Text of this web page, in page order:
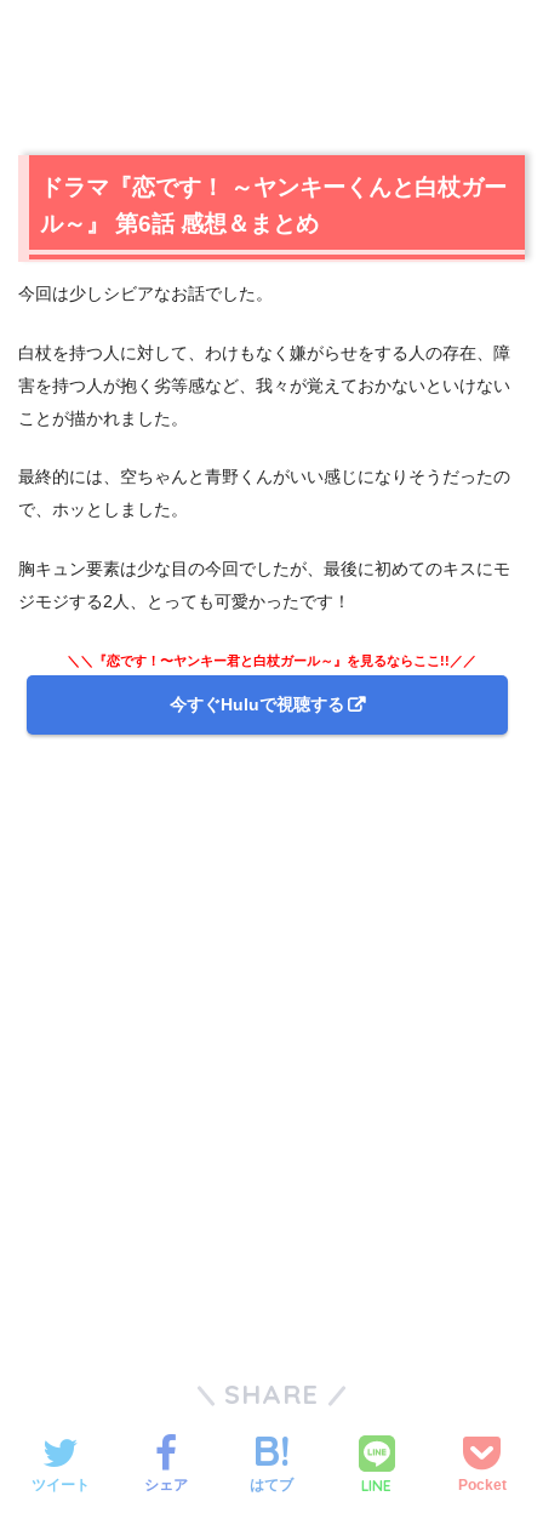
ドラマ『恋です！ ～ヤンキーくんと白杖ガー
ル～』 第6話 感想＆まとめ
今回は少しシビアなお話でした。
白杖を持つ人に対して、わけもなく嫌がらせをする人の存在、障
害を持つ人が抱く劣等感など、我々が覚えておかないといけない
ことが描かれました。
最終的には、空ちゃんと青野くんがいい感じになりそうだったの
で、ホッとしました。
胸キュン要素は少な目の今回でしたが、最後に初めてのキスにモ
ジモジする2人、とっても可愛かったです！
＼＼『恋です！〜ヤンキー君と白杖ガール～』を見るならここ!!／／
今すぐHuluで視聴する
SHARE
ツイート シェア はてブ LINE Pocket